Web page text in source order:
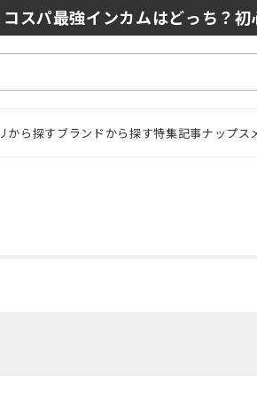
コスパ最強インカムはどっち？
から探すブランドから探す特集記事ナップス